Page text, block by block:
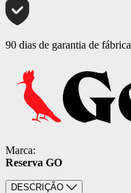
90 dias de garantia de fábrica
Marca:
Reserva GO
DESCRIÇÃO